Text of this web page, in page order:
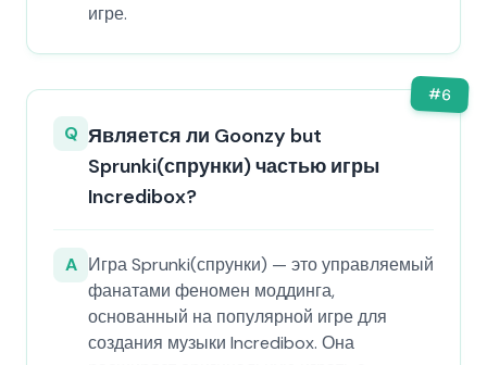
игре.
#6
Q Является ли Goonzy but
Sprunki(спрунки) частью игры
Incredibox?
A Игра Sprunki(спрунки) — это управляемый
фанатами феномен моддинга,
основанный на популярной игре для
создания музыки Incredibox. Она